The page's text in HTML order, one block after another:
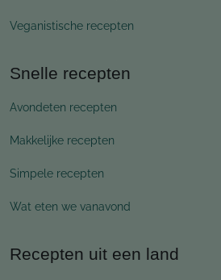
Veganistische recepten
Snelle recepten
Avondeten recepten
Makkelijke recepten
Simpele recepten
Wat eten we vanavond
Recepten uit een land